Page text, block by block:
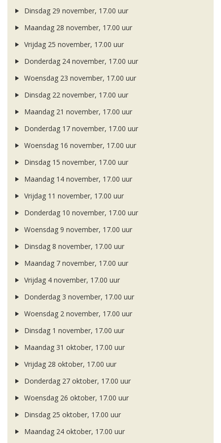
Dinsdag 29 november, 17.00 uur
Maandag 28 november, 17.00 uur
Vrijdag 25 november, 17.00 uur
Donderdag 24 november, 17.00 uur
Woensdag 23 november, 17.00 uur
Dinsdag 22 november, 17.00 uur
Maandag 21 november, 17.00 uur
Donderdag 17 november, 17.00 uur
Woensdag 16 november, 17.00 uur
Dinsdag 15 november, 17.00 uur
Maandag 14 november, 17.00 uur
Vrijdag 11 november, 17.00 uur
Donderdag 10 november, 17.00 uur
Woensdag 9 november, 17.00 uur
Dinsdag 8 november, 17.00 uur
Maandag 7 november, 17.00 uur
Vrijdag 4 november, 17.00 uur
Donderdag 3 november, 17.00 uur
Woensdag 2 november, 17.00 uur
Dinsdag 1 november, 17.00 uur
Maandag 31 oktober, 17.00 uur
Vrijdag 28 oktober, 17.00 uur
Donderdag 27 oktober, 17.00 uur
Woensdag 26 oktober, 17.00 uur
Dinsdag 25 oktober, 17.00 uur
Maandag 24 oktober, 17.00 uur